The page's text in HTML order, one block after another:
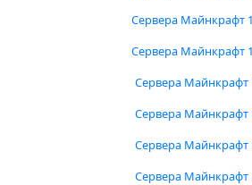
Сервера Майнкрафт
Сервера Майнкрафт
Сервера Майнкрафт
Сервера Майнкрафт
Сервера Майнкрафт
Сервера Майнкрафт